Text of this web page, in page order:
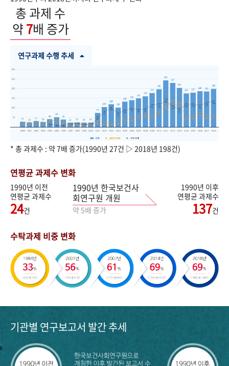
총 과제 수
약7배 증가
연구과제 수행 추세
* 총 과제수 : 약 7배 증가(1990년 27건 ▷ 2018년 198건)
연평균 과제수 변화
1990년 이전
연평균 과제수
24건
1990년 한국보건사
회연구원 개원
약 5배 증가
1990년 이후
연평균 과제수
137건
수탁과제 비중 변화
기관별 연구보고서 발간 추세